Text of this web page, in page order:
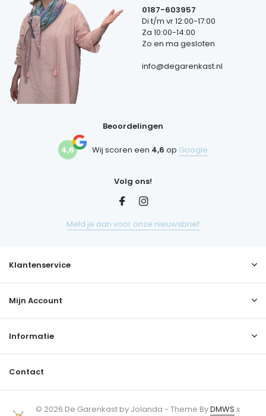
0187-603957
Di t/m vr 12:00-17:00
Za 10:00-14:00
Zo en ma gesloten
info@degarenkast.nl
Beoordelingen
4,6 Wij scoren een 4,6 op Google
Volg ons!
Meld je aan voor onze nieuwsbrief
Klantenservice
Mijn Account
Informatie
Contact
© 2026 De Garenkast by Jolanda - Theme ByDMWS x